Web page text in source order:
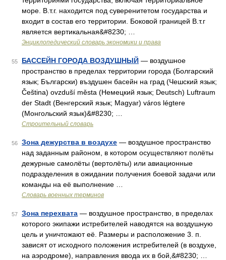
море. В.т.г. находится под суверенитетом государства и
входит в состав его территории. Боковой границей В.т.г
является вертикальная&#8230; …
Энциклопедический словарь экономики и права
55 БАССЕЙН ГОРОДА ВОЗДУШНЫЙ — воздушное
пространство в пределах территории города (Болгарский
язык; Български) въздушен басейн на град (Чешский язык;
Čeština) ovzduší města (Немецкий язык; Deutsch) Luftraum
der Stadt (Венгерский язык; Magyar) város légtere
(Монгольский язык)&#8230; …
Строительный словарь
56 Зона дежурства в воздухе — воздушное пространство
над заданным районом, в котором осуществляют полёты
дежурные самолёты (вертолёты) или авиационные
подразделения в ожидании получения боевой задачи или
команды на её выполнение …
Словарь военных терминов
57 Зона перехвата — воздушное пространство, в пределах
которого экипажи истребителей наводятся на воздушную
цель и уничтожают её. Размеры и расположение 3. п.
зависят от исходного положения истребителей (в воздухе,
на аэродроме), направления ввода их в бой,&#8230; …